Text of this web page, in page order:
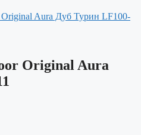
Original Aura